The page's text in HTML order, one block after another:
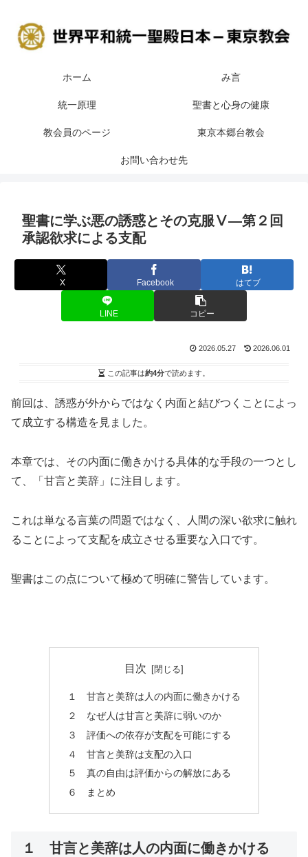
ホーム み言
統一原理 聖書と心身の健康
教会員のページ 東京本郷台教会
お問い合わせ先
聖書に学ぶ悪の誘惑とその克服Ⅴ―第２回
承認欲求による支配
X Facebook はてブ
LINE コピー
2026.05.27 2026.06.01
この記事は約4分で読めます。
前回は、誘惑が外からではなく内面と結びつくことによっ
て成立する構造を見ました。
本章では、その内面に働きかける具体的な手段の一つとし
て、「甘言と美辞」に注目します。
これは単なる言葉の問題ではなく、人間の深い欲求に触れ
ることによって支配を成立させる重要な入口です。
聖書はこの点について極めて明確に警告しています。
目次
１ 甘言と美辞は人の内面に働きかける
２ なぜ人は甘言と美辞に弱いのか
３ 評価への依存が支配を可能にする
４ 甘言と美辞は支配の入口
５ 真の自由は評価からの解放にある
６ まとめ
１ 甘言と美辞は人の内面に働きかける